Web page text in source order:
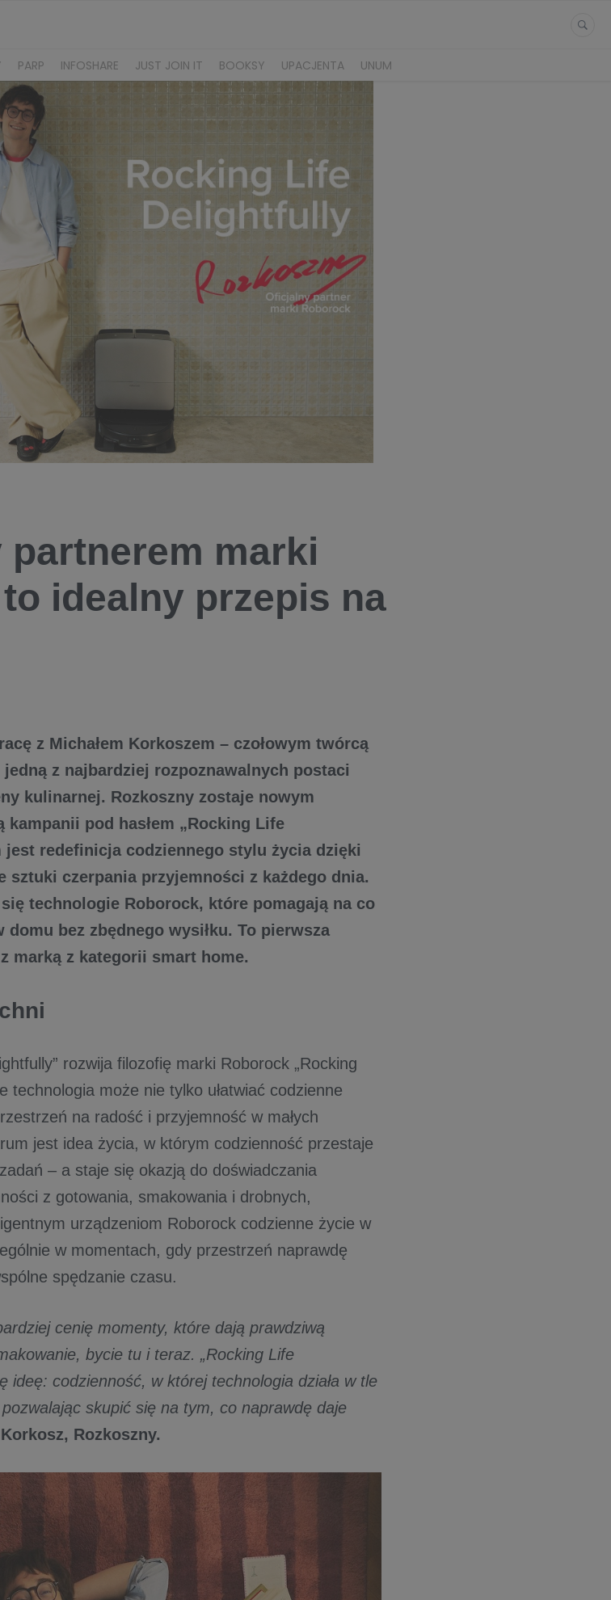
PARP INFOSHARE JUST JOIN IT BOOKSY UPACJENTA UNUM
partnerem marki
idealny przepis na
z Michałem Korkoszem – czołowym twórcą
z najbardziej rozpoznawalnych postaci
kulinarnej. Rozkoszny zostaje nowym
pod hasłem „Rocking Life
redefinicja codziennego stylu życia dzięki
sztuki czerpania przyjemności z każdego dnia.
technologie Roborock, które pomagają na co
bez zbędnego wysiłku. To pierwsza
marką z kategorii smart home.
rozwija filozofię marki Roborock „Rocking
technologia może nie tylko ułatwiać codzienne
na radość i przyjemność w małych
jest idea życia, w którym codzienność przestaje
– a staje się okazją do doświadczania
z gotowania, smakowania i drobnych,
urządzeniom Roborock codzienne życie w
w momentach, gdy przestrzeń naprawdę
spędzanie czasu.
cenię momenty, które dają prawdziwą
bycie tu i teraz. „Rocking Life
ideę: codzienność, w której technologia działa w tle
skupić się na tym, co naprawdę daje
Rozkoszny.